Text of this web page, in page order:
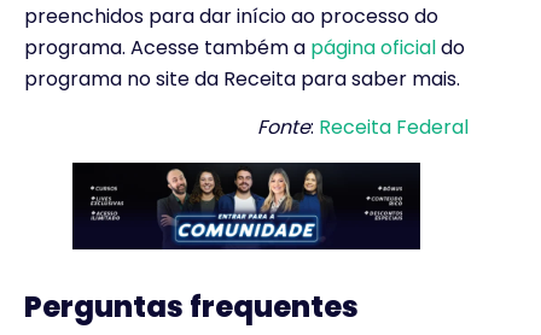
preenchidos para dar início ao processo do
programa. Acesse também a página oficialdo
programa no site da Receita para saber mais.
Fonte: Receita Federal
Perguntas frequentes